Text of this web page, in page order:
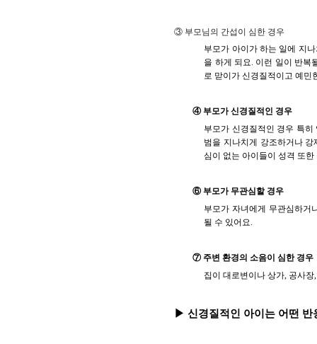
③ 부모님의 간섭이 심한 경우
부모가 아이가 하는 일에 지
을 하게 되요. 이런 일이 반복
로 맏이가 신경질적이고 예민
④ 부모가 신경질적인 경우
부모가 신경질적인 경우 특
범을 지나치게 강조하거나
심이 없는 아이들이 성격 또
⑥ 부모가 무관심할 경우
부모가 자녀에게 무관심하거
될 수 있어요.
⑦ 주변 환경의 소음이 심한 경우
집이 대로변이나 상가, 공사
▶ 신경질적인 아이는 어떤 반